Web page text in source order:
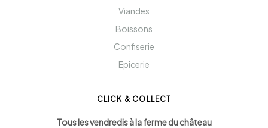
Viandes
Boissons
Confiserie
Epicerie
CLICK & COLLECT
Tous les vendredis à la ferme du château